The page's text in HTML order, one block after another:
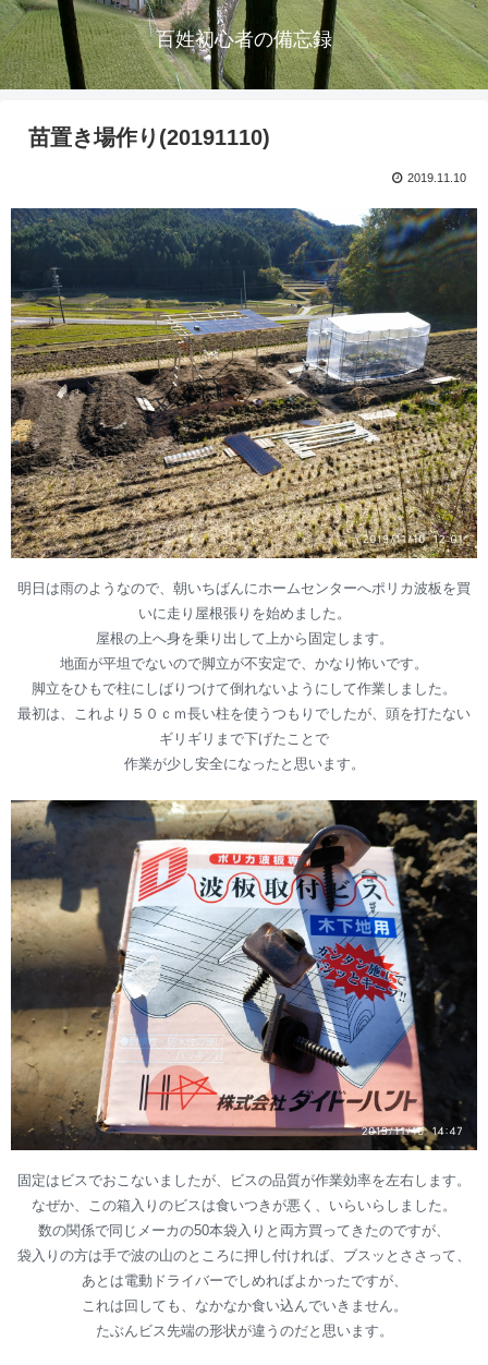
百姓初心者の備忘録
苗置き場作り(20191110)
2019.11.10
明日は雨のようなので、朝いちばんにホームセンターへポリカ波板を買
いに走り屋根張りを始めました。
屋根の上へ身を乗り出して上から固定します。
地面が平坦でないので脚立が不安定で、かなり怖いです。
脚立をひもで柱にしばりつけて倒れないようにして作業しました。
最初は、これより５０ｃｍ長い柱を使うつもりでしたが、頭を打たない
ギリギリまで下げたことで
作業が少し安全になったと思います。
固定はビスでおこないましたが、ビスの品質が作業効率を左右します。
なぜか、この箱入りのビスは食いつきが悪く、いらいらしました。
数の関係で同じメーカの50本袋入りと両方買ってきたのですが、
袋入りの方は手で波の山のところに押し付ければ、ブスッとささって、
あとは電動ドライバーでしめればよかったですが、
これは回しても、なかなか食い込んでいきません。
たぶんビス先端の形状が違うのだと思います。